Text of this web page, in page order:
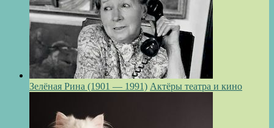
Зелёная Рина (1901 — 1991) Актёры театра и кино